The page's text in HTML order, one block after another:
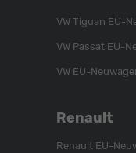
VW Tiguan EU-
VW Passat EU-
VW EU-
Renault
Renault EU-